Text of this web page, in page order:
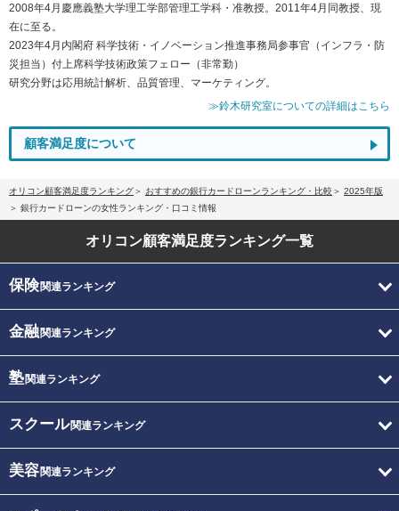
2008年4月慶應義塾大学理工学部管理工学科・准教授。2011年4月同教授、現
在に至る。
2023年4月内閣府 科学技術・イノベーション推進事務局参事官（インフラ・防
災担当）付上席科学技術政策フェロー（非常勤）
研究分野は応用統計解析、品質管理、マーケティング。
≫鈴木研究室についての詳細はこちら
顧客満足度について
オリコン顧客満足度ランキング おすすめの銀行カードローンランキング・比較
2025年版
銀行カードローンの女性ランキング・口コミ情報
オリコン顧客満足度ランキング一覧
保険関連ランキング
金融関連ランキング
塾関連ランキング
スクール関連ランキング
美容関連ランキング